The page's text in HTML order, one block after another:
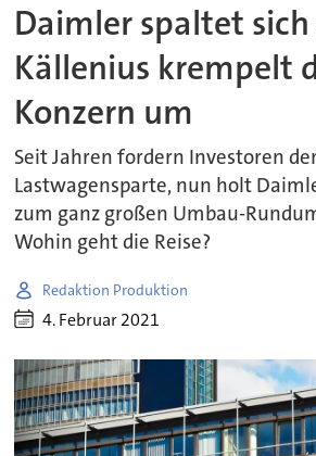
Daimler spaltet
Källenius krempelt
Konzern um
Seit Jahren fordern Investoren
Lastwagensparte, nun holt
zum ganz großen Umbau-
Wohin geht die Reise?
Redaktion Produktion
4. Februar 2021